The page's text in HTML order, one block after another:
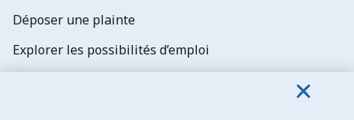
Déposer une plainte
Explorer les possibilités d’emploi